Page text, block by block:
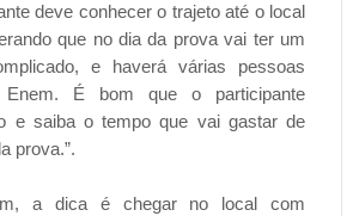
deve conhecer o trajeto até o local
que no dia da prova vai ter um
e haverá várias pessoas
Enem. É bom que o participante
e saiba o tempo que vai gastar de
prova.”.
a dica é chegar no local com